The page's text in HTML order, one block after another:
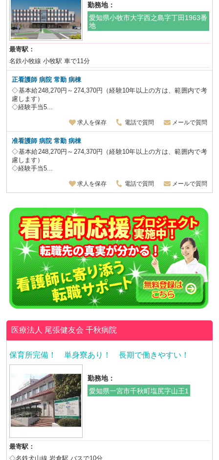
勤務地：
愛知県小牧市大字西之島字丁田1963番
地
最寄駅：
名鉄小牧線 小牧駅 車で11分
正看護師 病院 常勤 病棟
◇基本給248,270円～274,370円（経験10年以上の方は、範囲内で考
慮します）
◇経験手当5...
求人を保存 電話で質問 メールで質問
准看護師 病院 常勤 病棟
◇基本給248,270円～274,370円（経験10年以上の方は、範囲内で考
慮します）
◇経験手当5...
求人を保存 電話で質問 メールで質問
医療法人 尾張健友会千秋病院
保育所完備！ 単身寮あり！ 長期で働きやすい！
勤務地：
愛知県一宮市千秋町塩尻字山王1
最寄駅：
◇名鉄犬山線 岩倉駅 バスで10分